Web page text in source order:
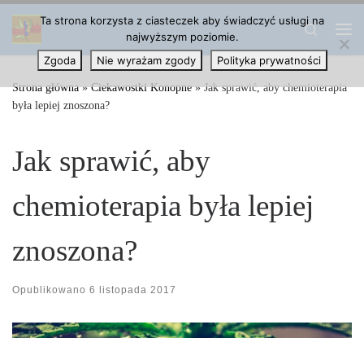
Przejdź do treści
Search
Strona główna » Ciekawostki Konopne » Jak sprawić, aby chemioterapia
była lepiej znoszona?
Jak sprawić, aby
chemioterapia była lepiej
znoszona?
Opublikowano 6 listopada 2017
Ta strona korzysta z ciasteczek aby świadczyć usługi na
najwyższym poziomie.
Zgoda
Nie wyrażam zgody Polityka prywatności